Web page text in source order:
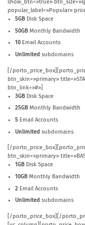
show_btn=»true»
popular_label=»Popular»
5GBDisk Space
50GBMonthly Bandwidth
10Email Accounts
Unlimited subdomains
[/
btn_skin=»primary»
btn_link=»#»]
3GBDisk Space
25GBMonthly Bandwidth
5Email Accounts
Unlimited subdomains
[/
btn_skin=»primary»
1GBDisk Space
10GBMonthly Bandwidth
2Email Accounts
Unlimited subdomains
[/porto_price_box][/